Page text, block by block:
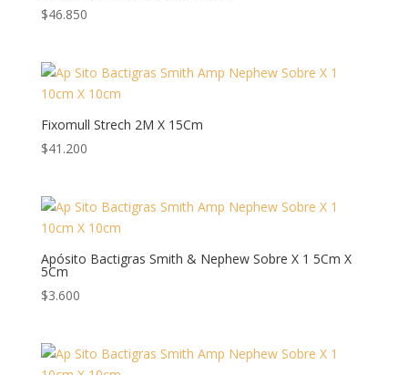
$46.850
Fixomull Strech 2M X 15Cm
$41.200
Apósito Bactigras Smith & Nephew Sobre X 1 5Cm X
5Cm
$3.600